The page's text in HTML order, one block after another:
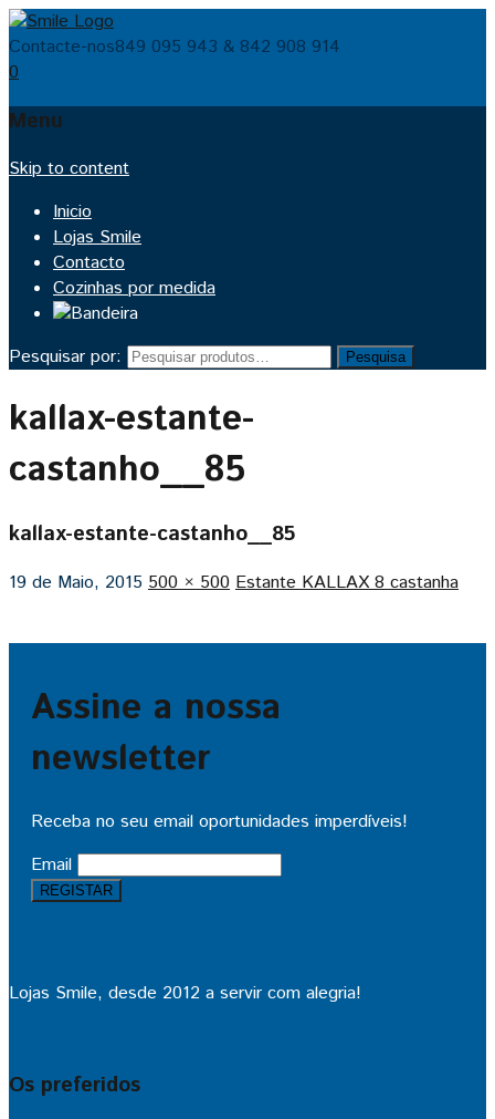
Contacte-nos849 095 943 & 842 908 914
0
Menu
Skip to content
Inicio
Lojas Smile
Contacto
Cozinhas por medida
Pesquisar por: Pesquisa
kallax-estante-
castanho__85
kallax-estante-castanho__85
19 de Maio, 2015 500 × 500 Estante KALLAX 8 castanha
Assine a nossa
newsletter
Receba no seu email oportunidades imperdíveis!
Email
Lojas Smile, desde 2012 a servir com alegria!
Os preferidos